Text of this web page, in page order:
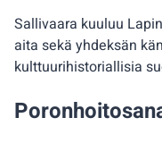
Sallivaara kuuluu
aita sekä yhdeksän
kulttuurihistoriallisia